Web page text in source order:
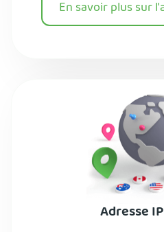
En savoir plus sur
Adresse